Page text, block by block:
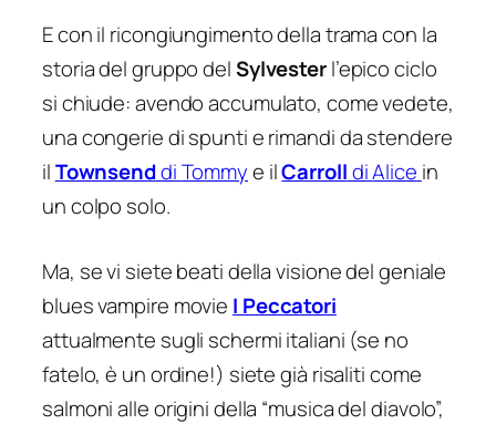
E con il ricongiungimento della trama con la
storia del gruppo delSylvesterl’epico ciclo
si chiude: avendo accumulato, come vedete,
una congerie di spunti e rimandi da stendere
ilTownsenddiTommye ilCarrolldiAlice in
un colpo solo.
Ma, se vi siete beati della visione del geniale
blues vampire movie I Peccatori
attualmente sugli schermi italiani (se no
fatelo, è un ordine!) siete già risaliti come
salmoni alle origini della “musica del diavolo”,